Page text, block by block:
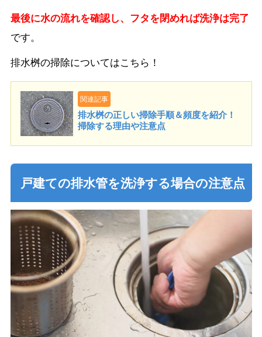
最後に水の流れを確認し、フタを閉めれば洗浄は完了
です。
排水桝の掃除についてはこちら！
関連記事
排水桝の正しい掃除手順＆頻度を紹介！
掃除する理由や注意点
戸建ての排水管を洗浄する場合の注意点